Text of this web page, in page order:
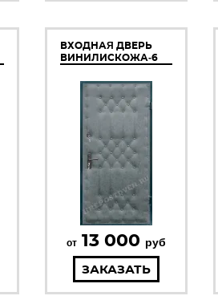
ВХОДНАЯ ДВЕРЬ
ВИНИЛИСКОЖА-6
от 13 000 руб
ЗАКАЗАТЬ